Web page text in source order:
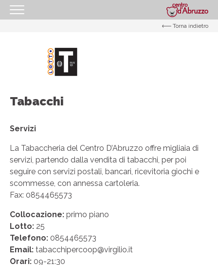
IL CENTRO
I NOSTRI ORARI
PROMOZIONI
NEGOZI
EVENTI
I NOSTRI SERVIZI
IL TUO BUSINESS AL CENTRO
CONTATTI
Torna indietro
Tabacchi
Servizi
La Tabaccheria del Centro D’Abruzzo offre migliaia di
servizi, partendo dalla vendita di tabacchi, per poi
seguire con servizi postali, bancari, ricevitoria giochi e
scommesse, con annessa cartoleria.
Fax: 0854465573
Collocazione: primo piano
Lotto: 25
Telefono: 0854465573
Email: tabacchipercoop@virgilio.it
Orari: 09-21:30